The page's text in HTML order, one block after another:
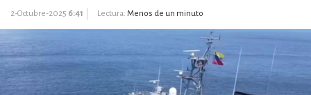
2-Octubre-2025 6:41 Lectura: Menos de un minuto